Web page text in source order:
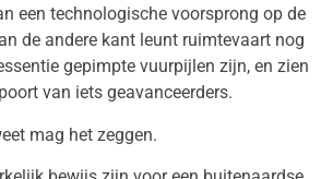
een technologische voorsprong op de
de andere kant leunt ruimtevaart nog
gepimpte vuurpijlen zijn, en zien
van iets geavanceerders.
mag het zeggen.